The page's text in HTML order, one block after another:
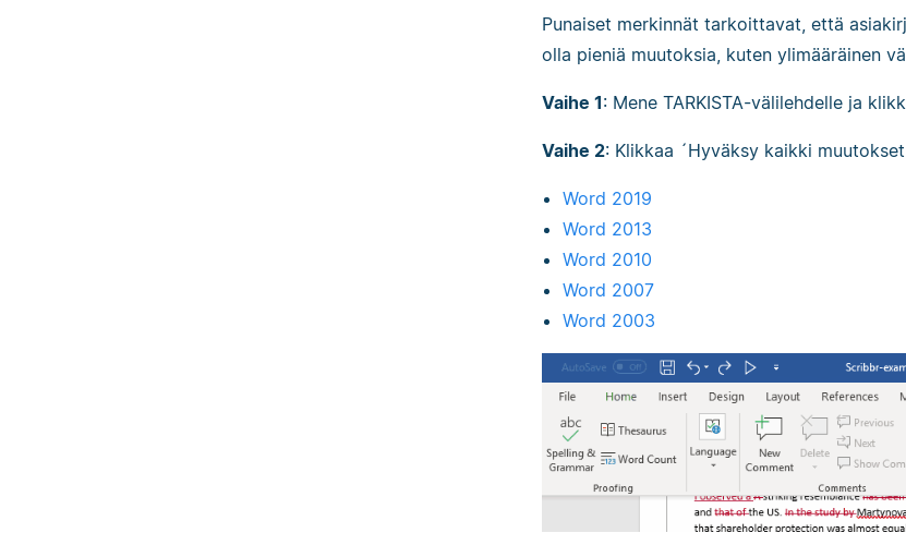
Punaiset merkinnät tarkoittavat, että
olla pieniä muutoksia, kuten ylimääräinen
Vaihe 1: Mene TARKISTA-välilehdelle ja
Vaihe 2: Klikkaa ´Hyväksy kaikki
Word 2019
Word 2013
Word 2010
Word 2007
Word 2003